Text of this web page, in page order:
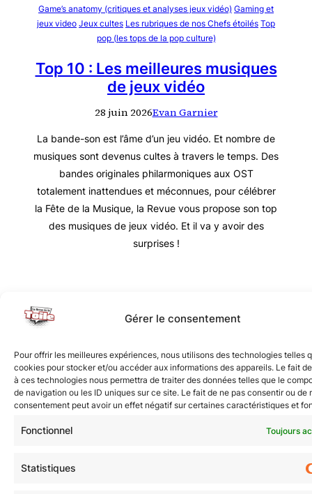
Gérer le consentement
Pour offrir les meilleures expériences, nous utilisons des technologies telles
cookies pour stocker et/ou accéder aux informations des appareils. Le fait
à ces technologies nous permettra de traiter des données telles que le
de navigation ou les ID uniques sur ce site. Le fait de ne pas consentir ou de
consentement peut avoir un effet négatif sur certaines caractéristiques et
Fonctionnel Toujours
Statistiques
Game’s anatomy (critiques et analyses jeux vidéo) Gaming et
jeux video Jeux cultes Les rubriques de nos Chefs étoilés Top
pop (les tops de la pop culture)
Top 10 : Les meilleures musiques
de jeux vidéo
28 juin 2026Evan Garnier
La bande-son est l’âme d’un jeu vidéo. Et nombre de
musiques sont devenus cultes à travers le temps. Des
bandes originales philarmoniques aux OST
totalement inattendues et méconnues, pour célébrer
la Fête de la Musique, la Revue vous propose son top
des musiques de jeux vidéo. Et il va y avoir des
surprises !
Nous vous invitons à rejoindre la communauté des
« La Galaxie de la Pop-culture »
nous suivre sur tous nos réseaux !